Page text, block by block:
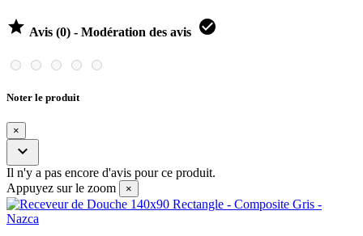
 Avis (0) - Modération des avis 
Noter le produit
×

Il n'y a pas encore d'avis pour ce produit.
Appuyez sur le zoom
×